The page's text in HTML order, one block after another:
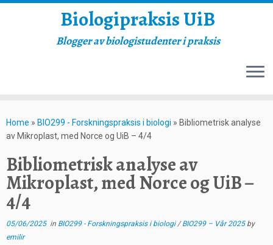
to
content
Biologipraksis UiB
Blogger av biologistudenter i praksis
Home » BIO299 - Forskningspraksis i biologi » Bibliometrisk analyse
av Mikroplast, med Norce og UiB – 4/4
Bibliometrisk analyse av
Mikroplast, med Norce og UiB –
4/4
05/06/2025in BIO299 - Forskningspraksis i biologi/BIO299 – Vår 2025 by
emilir